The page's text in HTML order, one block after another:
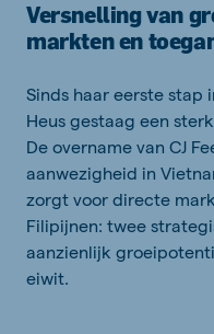
Versnelling van
markten en
Sinds haar eerste stap
Heus gestaag een
De overname van CJ
aanwezigheid in
zorgt voor directe
Filipijnen: twee
aanzienlijk
eiwit.